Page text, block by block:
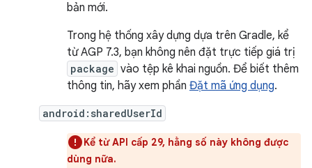
bản mới.
Trong hệ thống xây dựng dựa trên Gradle, kể
từ AGP 7.3, bạn không nên đặt trực tiếp giá trị
package vào tệp kê khai nguồn. Để biết thêm
thông tin, hãy xem phần Đặt mã ứng dụng.
android:sharedUserId
Kể từ API cấp 29, hằng số này không được
dùng nữa.